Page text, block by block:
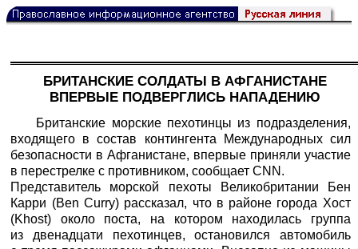
БРИТАНСКИЕ СОЛДАТЫ В АФГАНИСТАНЕ
ВПЕРВЫЕ ПОДВЕРГЛИСЬ НАПАДЕНИЮ
Британские морские пехотинцы из подразделения,
входящего в состав контингента Международных сил
безопасности в Афганистане, впервые приняли участие
в перестрелке с противником, сообщает CNN.
Представитель морской пехоты Великобритании Бен
Карри (Ben Curry) рассказал, что в районе города Хост
(Khost) около поста, на котором находилась группа
из двенадцати пехотинцев, остановился автомобиль